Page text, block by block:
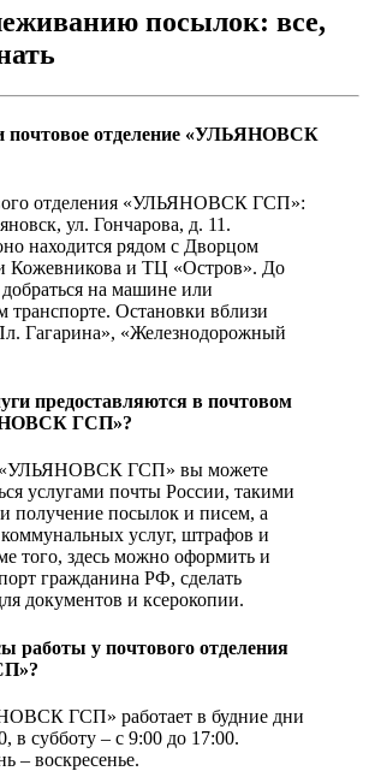
посылок: все,
почтовое отделение «УЛЬЯНОВСК
отделения «УЛЬЯНОВСК ГСП»:
ул. Гончарова, д. 11.
находится рядом с Дворцом
Кожевникова и ТЦ «Остров». До
на машине или
транспорте. Остановки вблизи
Гагарина», «Железнодорожный
предоставляются в почтовом
ГСП»?
«УЛЬЯНОВСК ГСП» вы можете
услугами почты России, такими
получение посылок и писем, а
услуг, штрафов и
того, здесь можно оформить и
гражданина РФ, сделать
документов и ксерокопии.
работы у почтового отделения
ГСП» работает в будние дни
в субботу – с 9:00 до 17:00.
– воскресенье.